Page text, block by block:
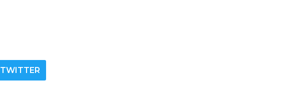
TWITTER